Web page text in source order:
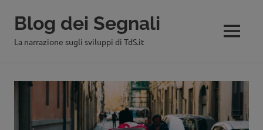
Blog dei Segnali
La narrazione sugli sviluppi di TdS.it MENU